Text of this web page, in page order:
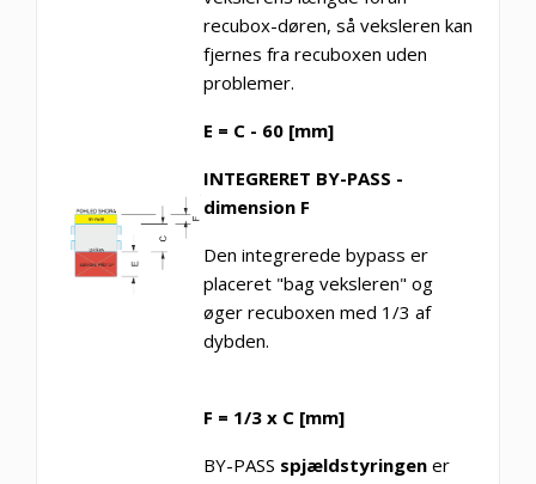
recubox-døren, så veksleren kan
fjernes fra recuboxen uden
problemer.
E = C - 60 [mm]
INTEGRERET BY-PASS -
dimension F
Den integrerede bypass er
placeret "bag veksleren" og
øger recuboxen med 1/3 af
dybden.
F = 1/3 x C [mm]
BY-PASS spjældstyringen er